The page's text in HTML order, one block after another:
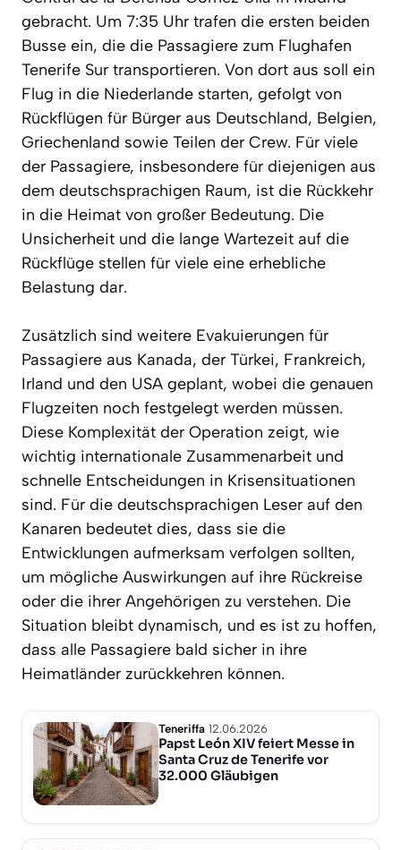
gebracht. Um 7:35 Uhr trafen die ersten beiden
Busse ein, die die Passagiere zum Flughafen
Tenerife Sur transportieren. Von dort aus soll ein
Flug in die Niederlande starten, gefolgt von
Rückflügen für Bürger aus Deutschland, Belgien,
Griechenland sowie Teilen der Crew. Für viele
der Passagiere, insbesondere für diejenigen aus
dem deutschsprachigen Raum, ist die Rückkehr
in die Heimat von großer Bedeutung. Die
Unsicherheit und die lange Wartezeit auf die
Rückflüge stellen für viele eine erhebliche
Belastung dar.
Zusätzlich sind weitere Evakuierungen für
Passagiere aus Kanada, der Türkei, Frankreich,
Irland und den USA geplant, wobei die genauen
Flugzeiten noch festgelegt werden müssen.
Diese Komplexität der Operation zeigt, wie
wichtig internationale Zusammenarbeit und
schnelle Entscheidungen in Krisensituationen
sind. Für die deutschsprachigen Leser auf den
Kanaren bedeutet dies, dass sie die
Entwicklungen aufmerksam verfolgen sollten,
um mögliche Auswirkungen auf ihre Rückreise
oder die ihrer Angehörigen zu verstehen. Die
Situation bleibt dynamisch, und es ist zu hoffen,
dass alle Passagiere bald sicher in ihre
Heimatländer zurückkehren können.
Teneriffa 12.06.2026
Papst León XIV feiert Messe in
Santa Cruz de Tenerife vor
32.000 Gläubigen